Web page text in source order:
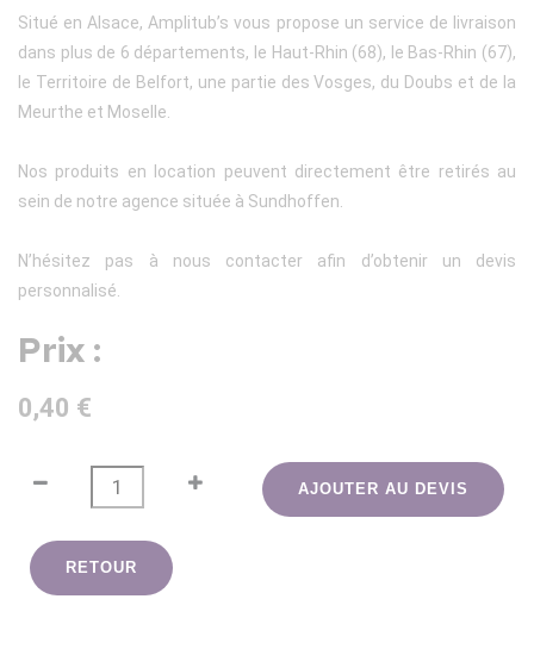
Situé en Alsace, Amplitub’s vous propose un service de livraison
dans plus de 6 départements, le Haut-Rhin (68), le Bas-Rhin (67),
le Territoire de Belfort, une partie des Vosges, du Doubs et de la
Meurthe et Moselle.
Nos produits en location peuvent directement être retirés au
sein de notre agence située à Sundhoffen.
N’hésitez pas à nous contacter afin d’obtenir un devis
personnalisé.
Prix :
0,40 €
AJOUTER AU DEVIS
RETOUR